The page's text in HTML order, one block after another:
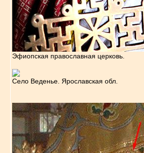
Эфиопская православная церковь.
Село Веденье. Ярославская обл.